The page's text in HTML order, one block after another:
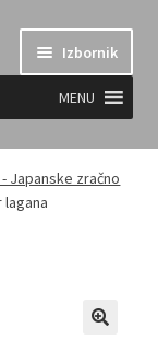
Izbornik
MENU
Japanske zračno
lagana